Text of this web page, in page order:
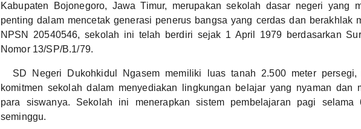
Kabupaten Bojonegoro, Jawa Timur, merupakan sekolah dasar negeri yang
penting dalam mencetak generasi penerus bangsa yang cerdas dan berakhlak
NPSN 20540546, sekolah ini telah berdiri sejak 1 April 1979 berdasarkan
Nomor 13/SP/B.1/79.
SD Negeri Dukohkidul Ngasem memiliki luas tanah 2.500 meter persegi,
komitmen sekolah dalam menyediakan lingkungan belajar yang nyaman dan
para siswanya. Sekolah ini menerapkan sistem pembelajaran pagi
seminggu.